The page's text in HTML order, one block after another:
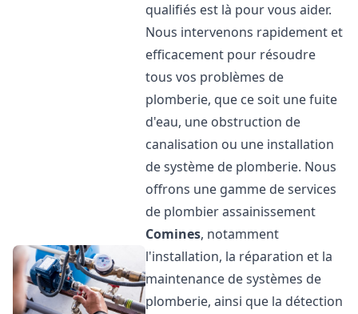
qualifiés est là pour vous aider.
Nous intervenons rapidement et
efficacement pour résoudre
tous vos problèmes de
plomberie, que ce soit une fuite
d'eau, une obstruction de
canalisation ou une installation
de système de plomberie. Nous
offrons une gamme de services
de plombier assainissement
Comines, notamment
l'installation, la réparation et la
maintenance de systèmes de
plomberie, ainsi que la détection